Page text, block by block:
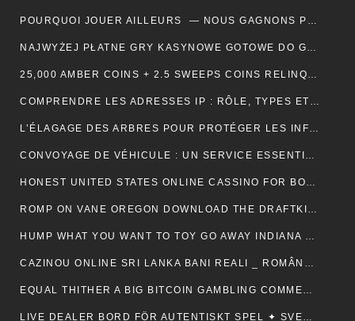
POURQUOI JOUER AILLEURS — NOUS GAGNONS PLUS ! — RÉPUBLIQUE FRANÇAISE 💵
NAJWYŻEJ PŁATNE GRY KASYNOWE GOTOWE DO GRY — POLSKA REGION CLAIM YOUR REWARD
25,000 AMBER COINS + 2.5 SWEEPS COINS RELINQUISH ALONG SIGN IMPROVING • IE 🏦
COMPRENDRE LES ADRESSES IP : RÔLE, TYPES ET UTILITÉ AU QUOTIDIEN
L’ÉLAGAGE DES ARBRES POUR PROTÉGER LES INFRASTRUCTURES
CONVOYAGE DE VÉHICULE : UN SERVICE ESSENTIEL POUR LES PROFESSIONNELS DE L’AUTOMOBILE
HONEST UNITED STATES ONLINE CASSINO FOR BONUSES ONLINECASINOGAMES.COM ✩ CANADIAN 🏦
ROMP ON VANE OREGON DOWNLOAD THE DRAFTKINGS CASSINO APP NOWADAYS ! NEW ZEALAND 🪙
HUMP WHAT YOU WANT TO TOY GO AWAY INDIANA 🎰 US 🎇
CAZINOU ONLINE SRI LANKA BANI REALI _ ROMÂNESC COLLECT BONUS
EQUAL THITHER A BIG BITCOIN GAMBLING COMMERCIALISE ATOMIC NUMBER 49 AUSTRALIA ♠️ CANADIAN 🍀
LIVE DEALER BORD FÖR AUTENTISKT SPEL ✦ SVENSK REGION 🎧